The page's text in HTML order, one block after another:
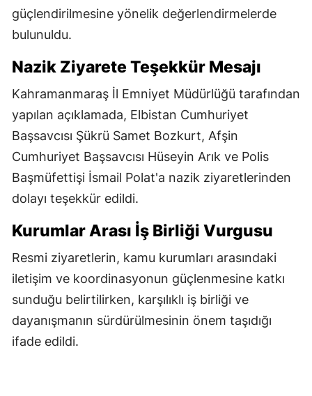
güçlendirilmesine yönelik değerlendirmelerde
bulunuldu.
Nazik Ziyarete Teşekkür Mesajı
Kahramanmaraş İl Emniyet Müdürlüğü tarafından
yapılan açıklamada, Elbistan Cumhuriyet
Başsavcısı Şükrü Samet Bozkurt, Afşin
Cumhuriyet Başsavcısı Hüseyin Arık ve Polis
Başmüfettişi İsmail Polat'a nazik ziyaretlerinden
dolayı teşekkür edildi.
Kurumlar Arası İş Birliği Vurgusu
Resmi ziyaretlerin, kamu kurumları arasındaki
iletişim ve koordinasyonun güçlenmesine katkı
sunduğu belirtilirken, karşılıklı iş birliği ve
dayanışmanın sürdürülmesinin önem taşıdığı
ifade edildi.